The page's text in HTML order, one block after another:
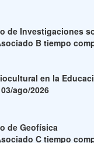
de Investigaciones
B tiempo
en la
03/ago/2026
de Geofísica
C tiempo